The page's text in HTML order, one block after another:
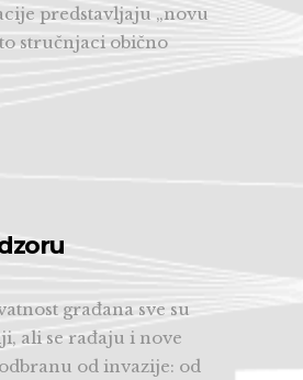
predstavljaju „novu
stručnjaci obično
građana sve su
ali se rađaju i nove
od invazije: od